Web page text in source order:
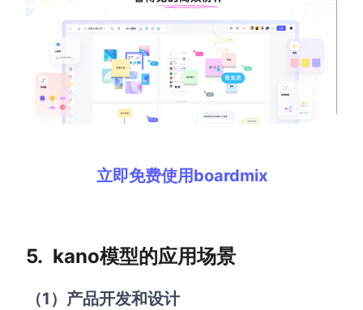
立即免费使用boardmix
5. kano模型的应用场景
（1 ）产品开发和设计